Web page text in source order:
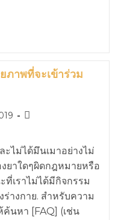
ภาพที่จะเข้าร่วม
ไม่ได้มึนเมาอย่างไม่
ยาใดๆผิดกฎหมายหรือ
เราไม่ได้มีกิจกรรม
างกาย. สำหรับความ
นหา [FAQ] (เช่น